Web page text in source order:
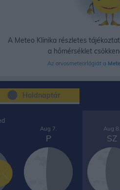
A Meteo Klinika részletes
a hőmérséklet
Az orvosmeteorlógiát a
Holdnaptár
Aug 7.
P
Aug 8.
SZ